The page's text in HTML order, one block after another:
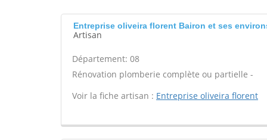
Entreprise oliveira florent Bairon et ses
Artisan
Département: 08
Rénovation plomberie complète ou partielle -
Voir la fiche artisan : Entreprise oliveira florent